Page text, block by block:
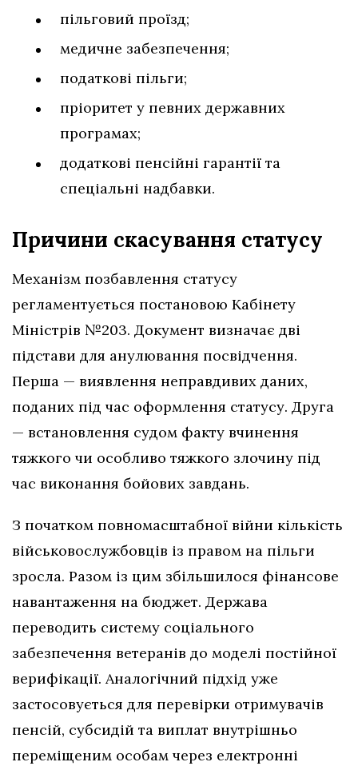
пільговий проїзд;
медичне забезпечення;
податкові пільги;
пріоритет у певних державних
програмах;
додаткові пенсійні гарантії та
спеціальні надбавки.
Причини скасування статусу
Механізм позбавлення статусу
регламентується постановою Кабінету
Міністрів №203. Документ визначає дві
підстави для анулювання посвідчення.
Перша — виявлення неправдивих даних,
поданих під час оформлення статусу. Друга
— встановлення судом факту вчинення
тяжкого чи особливо тяжкого злочину під
час виконання бойових завдань.
З початком повномасштабної війни кількість
військовослужбовців із правом на пільги
зросла. Разом із цим збільшилося фінансове
навантаження на бюджет. Держава
переводить систему соціального
забезпечення ветеранів до моделі постійної
верифікації. Аналогічний підхід уже
застосовується для перевірки отримувачів
пенсій, субсидій та виплат внутрішньо
переміщеним особам через електронні